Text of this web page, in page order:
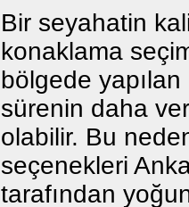
Bir seyahatin
konaklama
bölgede
sürenin daha
olabilir. Bu
seçenekleri
tarafından